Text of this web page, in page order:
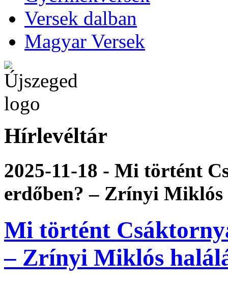
Versek dalban
Magyar Versek
Hírlevéltár
2025-11-18 - Mi történt
erdőben? – Zrínyi
Mi történt
– Zrínyi Miklós